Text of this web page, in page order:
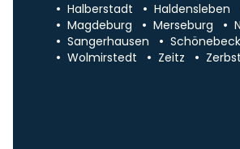
Halberstadt
Haldensleben
Magdeburg
Merseburg
Sangerhausen
Schönebeck
Wolmirstedt
Zeitz Zerbst